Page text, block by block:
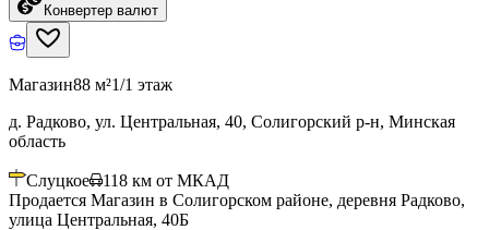
Конвертер валют
Магазин88 м²1/1 этаж
д. Радково, ул. Центральная, 40, Солигорский р-н, Минская
область
Слуцкое 118 км от МКАД
Продается Магазин в Солигорском районе, деревня Радково,
улица Центральная, 40Б